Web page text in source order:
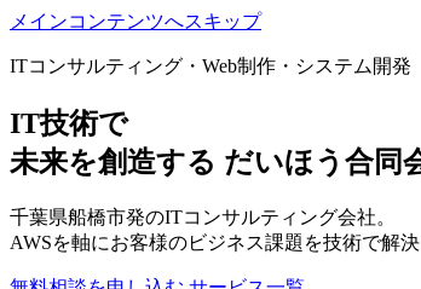
メインコンテンツへスキップ
ITコンサルティング・Web制作・システム開発
IT技術で
未来を創造する だいほう合同
千葉県船橋市発のITコンサルティング会社。
AWSを軸にお客様のビジネス課題を技術で解決